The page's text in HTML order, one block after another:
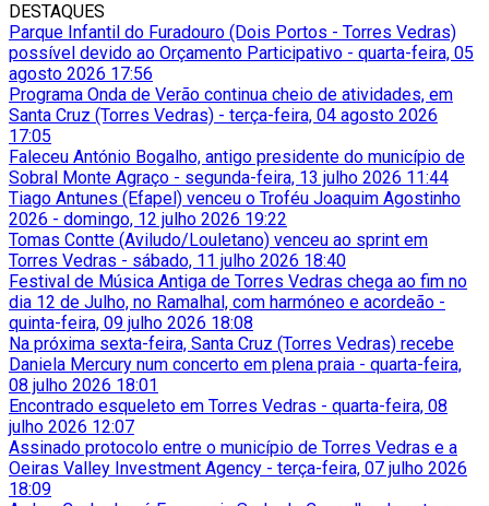
DESTAQUES
Parque Infantil do Furadouro (Dois Portos - Torres Vedras)
possível devido ao Orçamento Participativo - quarta-feira, 05
agosto 2026 17:56
Programa Onda de Verão continua cheio de atividades, em
Santa Cruz (Torres Vedras) - terça-feira, 04 agosto 2026
17:05
Faleceu António Bogalho, antigo presidente do município de
Sobral Monte Agraço - segunda-feira, 13 julho 2026 11:44
Tiago Antunes (Efapel) venceu o Troféu Joaquim Agostinho
2026 - domingo, 12 julho 2026 19:22
Tomas Contte (Aviludo/Louletano) venceu ao sprint em
Torres Vedras - sábado, 11 julho 2026 18:40
Festival de Música Antiga de Torres Vedras chega ao fim no
dia 12 de Julho, no Ramalhal, com harmóneo e acordeão -
quinta-feira, 09 julho 2026 18:08
Na próxima sexta-feira, Santa Cruz (Torres Vedras) recebe
Daniela Mercury num concerto em plena praia - quarta-feira,
08 julho 2026 18:01
Encontrado esqueleto em Torres Vedras - quarta-feira, 08
julho 2026 12:07
Assinado protocolo entre o município de Torres Vedras e a
Oeiras Valley Investment Agency - terça-feira, 07 julho 2026
18:09